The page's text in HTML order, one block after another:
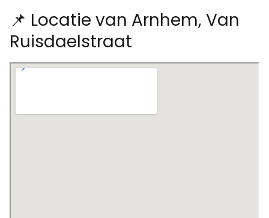
📌 Locatie van Arnhem, Van
Ruisdaelstraat